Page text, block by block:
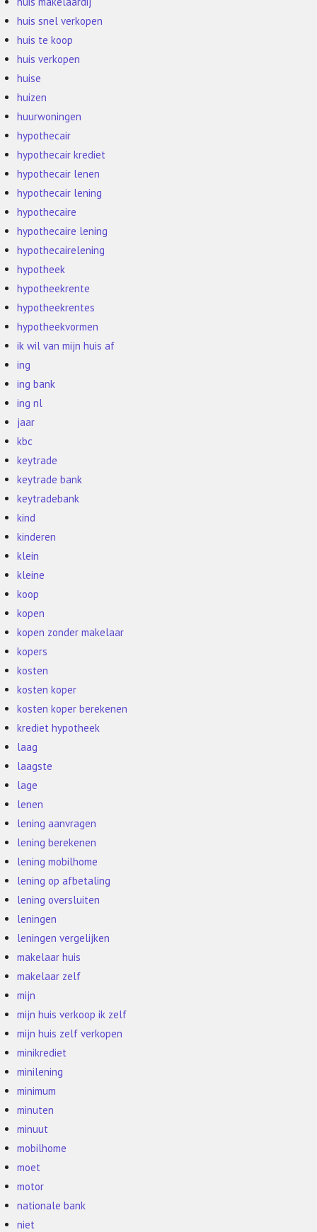
huis snel verkopen
huis te koop
huis verkopen
huise
huizen
huurwoningen
hypothecair
hypothecair krediet
hypothecair lenen
hypothecair lening
hypothecaire
hypothecaire lening
hypothecairelening
hypotheek
hypotheekrente
hypotheekrentes
hypotheekvormen
ik wil van mijn huis af
ing
ing bank
ing nl
jaar
kbc
keytrade
keytrade bank
keytradebank
kind
kinderen
klein
kleine
koop
kopen
kopen zonder makelaar
kopers
kosten
kosten koper
kosten koper berekenen
krediet hypotheek
laag
laagste
lage
lenen
lening aanvragen
lening berekenen
lening mobilhome
lening op afbetaling
lening oversluiten
leningen
leningen vergelijken
makelaar huis
makelaar zelf
mijn
mijn huis verkoop ik zelf
mijn huis zelf verkopen
minikrediet
minilening
minimum
minuten
minuut
mobilhome
moet
motor
nationale bank
niet